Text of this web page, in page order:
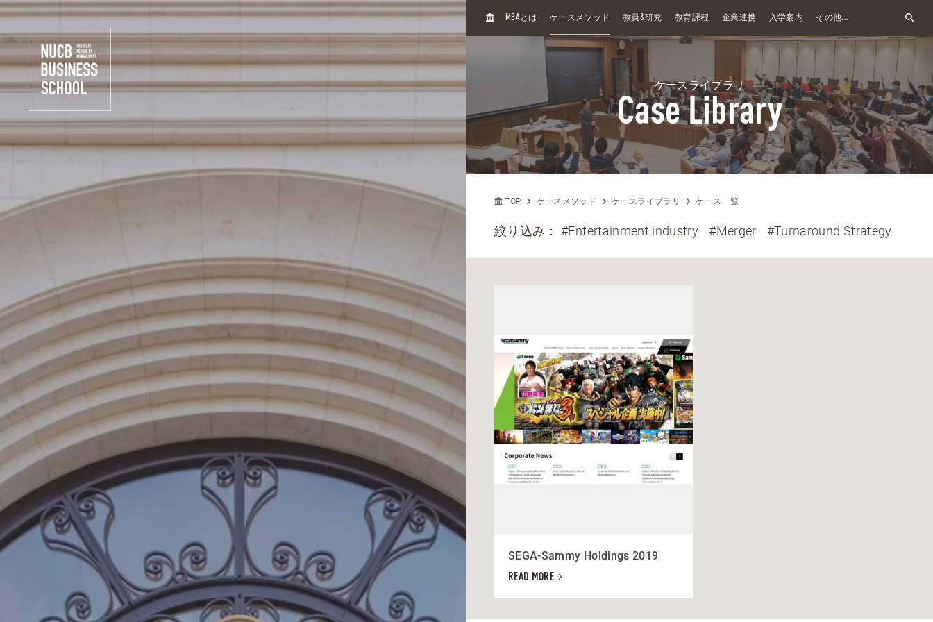
H
MBAとは ケースメソッド 教員&研究 教育課程 企業連携 入学案内 その他...
ケースライブラリ
Case Library
TOP ケースメソッド ケースライブラリ ケース一覧
絞り込み：#Entertainment industry #Merger #Turnaround Strategy
SEGA-Sammy Holdings 2019
READ MORE